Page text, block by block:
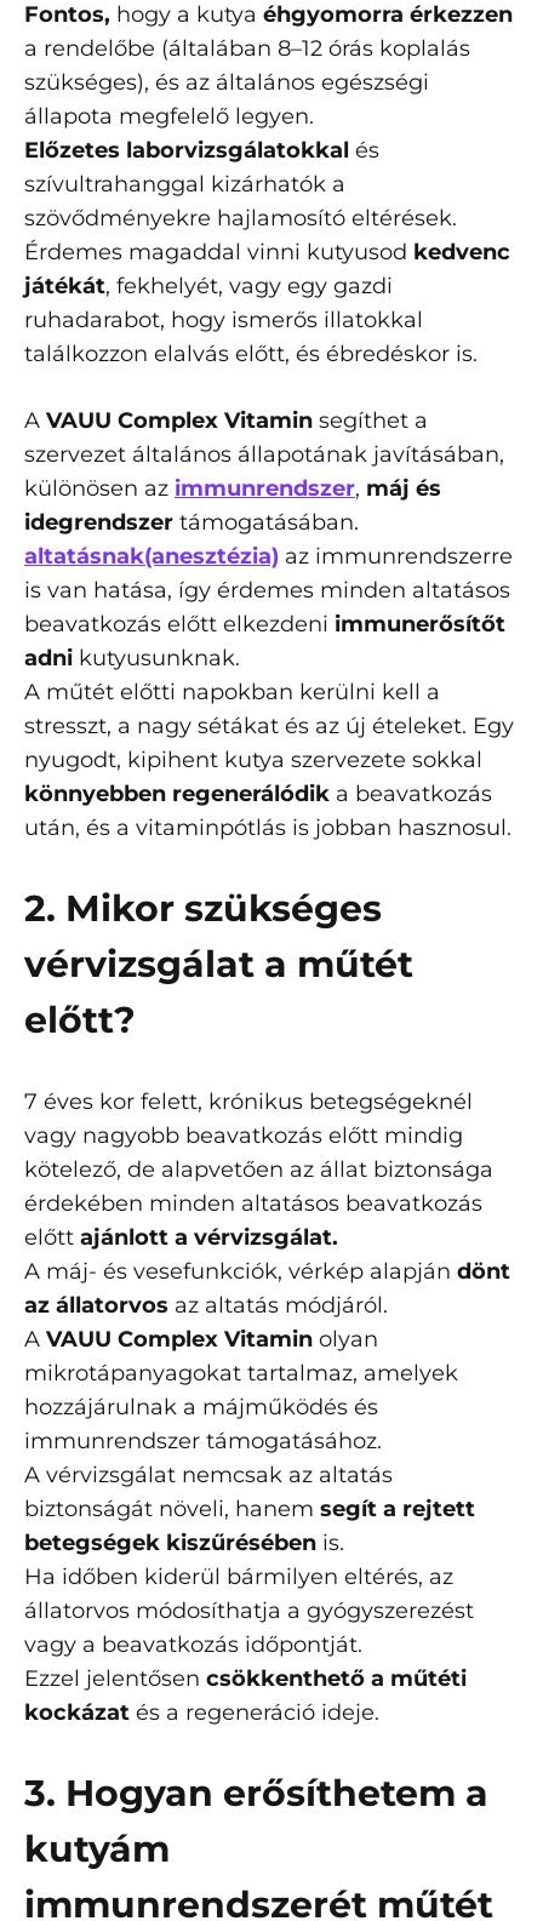
Fontos, hogy a kutya éhgyomorra érkezzen
a rendelőbe (általában 8–12 órás koplalás
szükséges), és az általános egészségi
állapota megfelelő legyen.
Előzetes laborvizsgálatokkal és
szívultrahanggal kizárhatók a
szövődményekre hajlamosító eltérések.
Érdemes magaddal vinni kutyusod kedvenc
játékát, fekhelyét, vagy egy gazdi
ruhadarabot, hogy ismerős illatokkal
találkozzon elalvás előtt, és ébredéskor is.
A VAUU Complex Vitamin segíthet a
szervezet általános állapotának javításában,
különösen az immunrendszer, máj és
idegrendszer támogatásában.
altatásnak(anesztézia) az immunrendszerre
is van hatása, így érdemes minden altatásos
beavatkozás előtt elkezdeni immunerősítőt
adni kutyusunknak.
A műtét előtti napokban kerülni kell a
stresszt, a nagy sétákat és az új ételeket. Egy
nyugodt, kipihent kutya szervezete sokkal
könnyebben regenerálódik a beavatkozás
után, és a vitaminpótlás is jobban hasznosul.
2. Mikor szükséges
vérvizsgálat a műtét
előtt?
7 éves kor felett, krónikus betegségeknél
vagy nagyobb beavatkozás előtt mindig
kötelező, de alapvetően az állat biztonsága
érdekében minden altatásos beavatkozás
előtt ajánlott a vérvizsgálat.
A máj- és vesefunkciók, vérkép alapján dönt
az állatorvos az altatás módjáról.
A VAUU Complex Vitamin olyan
mikrotápanyagokat tartalmaz, amelyek
hozzájárulnak a májműködés és
immunrendszer támogatásához.
A vérvizsgálat nemcsak az altatás
biztonságát növeli, hanem segít a rejtett
betegségek kiszűrésében is.
Ha időben kiderül bármilyen eltérés, az
állatorvos módosíthatja a gyógyszerezést
vagy a beavatkozás időpontját.
Ezzel jelentősen csökkenthető a műtéti
kockázat és a regeneráció ideje.
3. Hogyan erősíthetem a
kutyám
immunrendszerét műtét